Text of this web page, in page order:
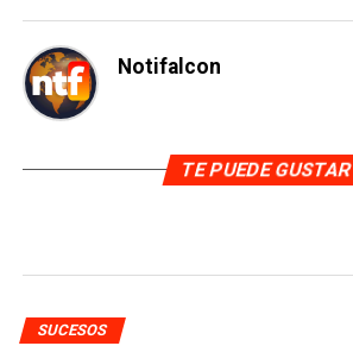
Notifalcon
TE PUEDE GUSTAR
SUCESOS